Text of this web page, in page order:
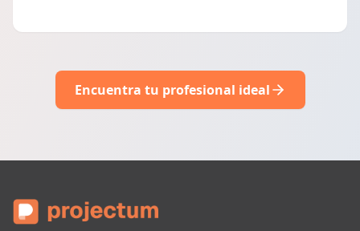
Encuentra tu profesional ideal